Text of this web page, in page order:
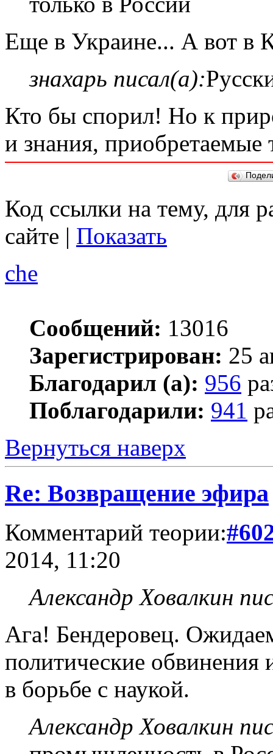
Еще в Украине... А вот в
знахарь писал(а):
Кто бы спорил! Но к
и знания, приобретаемые
Код ссылки на тему, для
сайте | Показать
che
Сообщений: 13016
Зарегистрирован: 25
Благодарил (а): 956
Поблагодарили: 941
Вернуться наверх
Re: Возвращение эфира
Комментарий теории:
2014, 11:20
Александр Ховалкин
Ага! Бендеровец.
политические
в борьбе с наукой.
Александр Ховалкин